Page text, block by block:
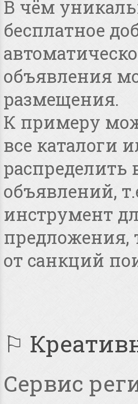
В чём
бесплатное
объявления
размещения.
К примеру
все каталоги
распределить
объявлений,
инструмент
предложения,
от санкций
⚐
Сервис